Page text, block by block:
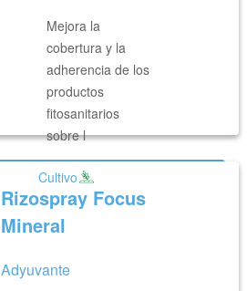
Mejora la
cobertura y la
adherencia de los
productos
fitosanitarios
sobre l
VER MÁS
Rizospray Focus
Mineral
Adyuvante
Cultivo